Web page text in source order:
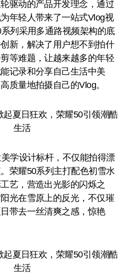
驱动的产品开发理念，通过
年轻人带来了一站式Vlog视
列采用多通路视频架构的底
新，解决了用户想不到拍什
等难题，让越来越多的年轻
记录和分享自己生活中美
质量地拍摄自己的Vlog。
设计标杆，不仅能拍得漂
荣耀50系列主打配色初雪水
艺，营造出光影的闪烁之
光在雪原上的反光，不仅璀
带去一丝清爽之感，惊艳